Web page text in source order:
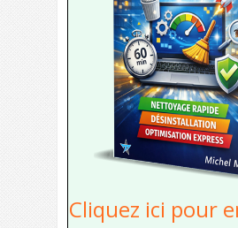
Cliquez ici pour